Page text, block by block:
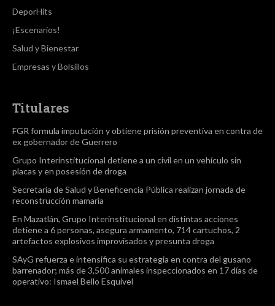
DeporHits
¡Escenarios!
Salud y Bienestar
Empresas y Bolsillos
Titulares
FGR formula imputación y obtiene prisión preventiva en contra de
ex gobernador de Guerrero
Grupo Interinstitucional detiene a un civil en un vehículo sin
placas y en posesión de droga
Secretaría de Salud y Beneficencia Pública realizan jornada de
reconstrucción mamaria
En Mazatlán, Grupo Interinstitucional en distintas acciones
detiene a 6 personas, asegura armamento, 714 cartuchos, 2
artefactos explosivos improvisados y presunta droga
SAyG refuerza e intensifica su estrategia en contra del gusano
barrenador; más de 3,500 animales inspeccionados en 17 días de
operativo: Ismael Bello Esquivel